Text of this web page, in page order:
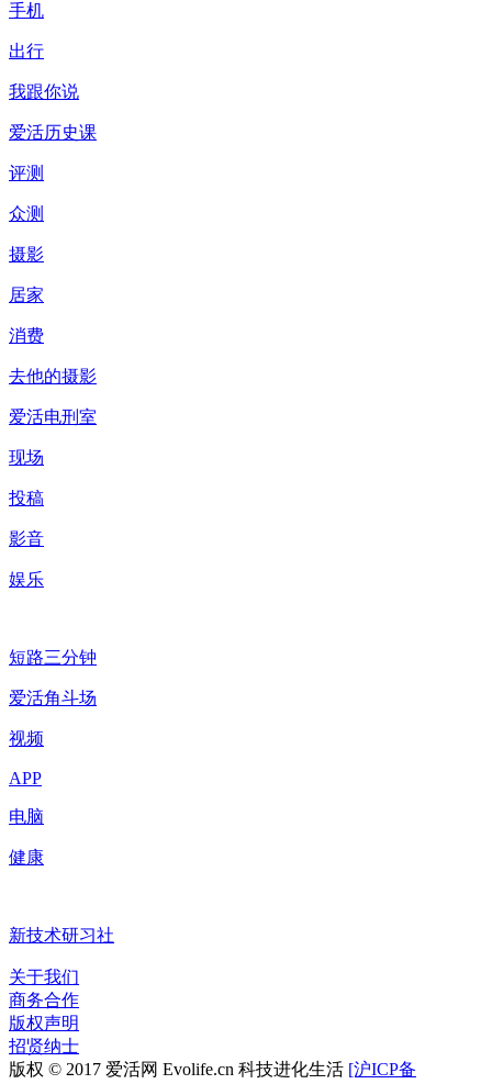
手机
出行
我跟你说
爱活历史课
评测
众测
摄影
居家
消费
去他的摄影
爱活电刑室
现场
投稿
影音
娱乐
短路三分钟
爱活角斗场
视频
APP
电脑
健康
新技术研习社
关于我们
商务合作
版权声明
招贤纳士
版权 © 2017 爱活网 Evolife.cn 科技进化生活 [沪ICP备